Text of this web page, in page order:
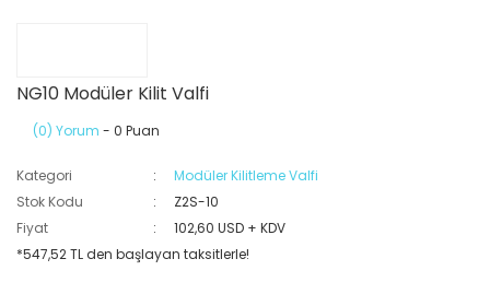
NG10 Modüler Kilit Valfi
(0) Yorum - 0 Puan
Kategori
Modüler Kilitleme Valfi
Stok Kodu
Z2S-10
Fiyat
102,60 USD + KDV
*547,52 TL den başlayan taksitlerle!